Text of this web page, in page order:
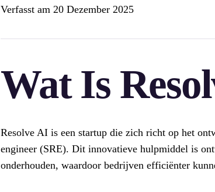
Verfasst am 20 Dezember 2025
Wat Is
Resolve AI is een startup die zich richt op het
engineer (SRE). Dit innovatieve hulpmiddel is
onderhouden, waardoor bedrijven efficiënter